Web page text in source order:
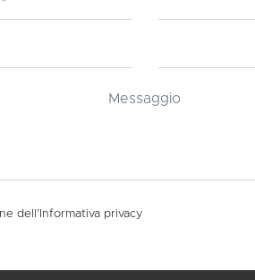
dell’Informativa privacy